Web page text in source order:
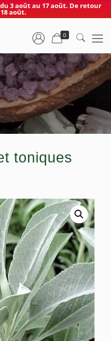
du 3 août au 17 août. De retour
août.
0
toniques